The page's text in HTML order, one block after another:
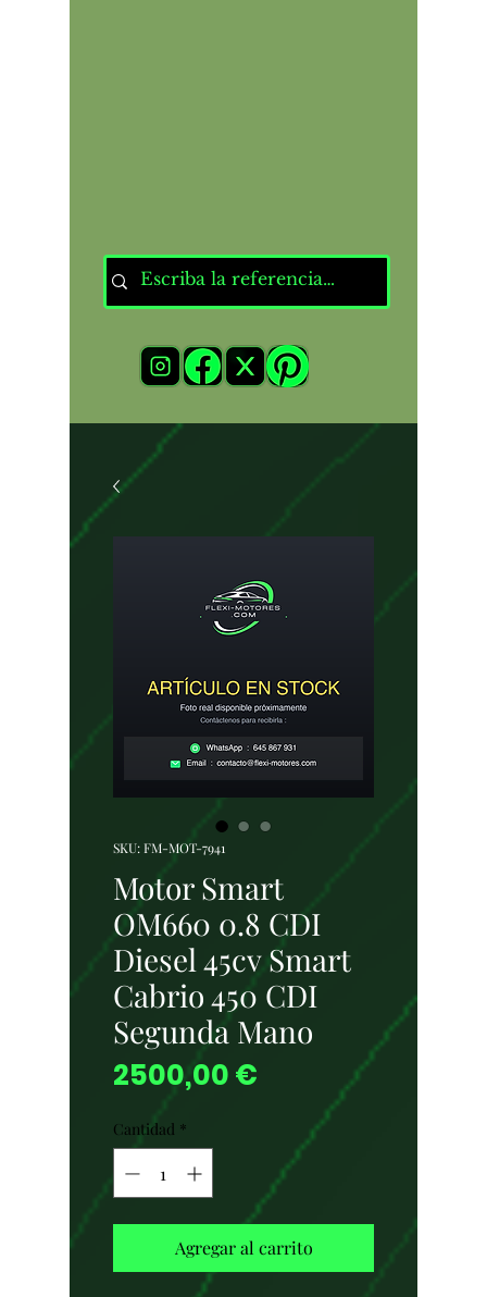
SKU: FM-MOT-7941
Motor Smart
OM660 0.8 CDI
Diesel 45cv Smart
Cabrio 450 CDI
Segunda Mano
2500,00 €
Cantidad *
Agregar al carrito